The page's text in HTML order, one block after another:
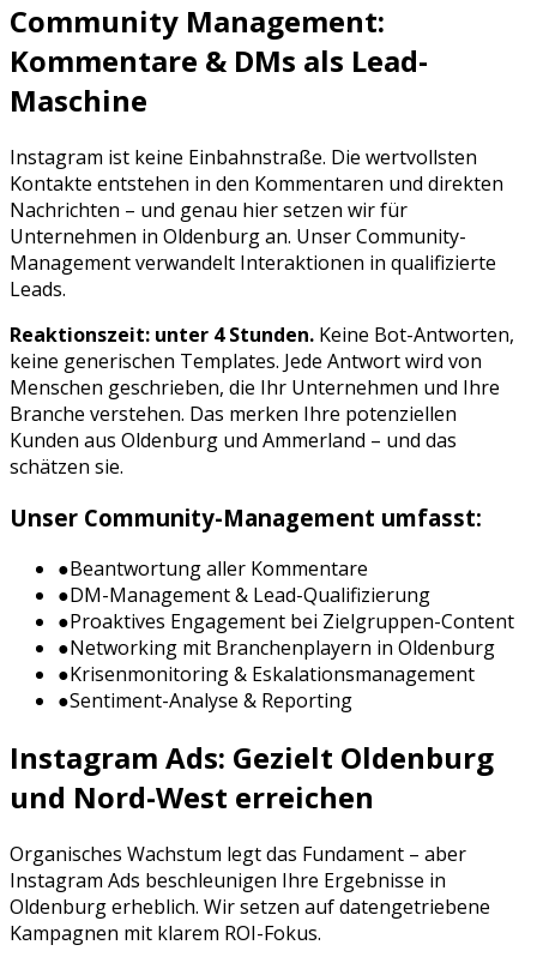
Community Management:
Kommentare & DMs als Lead-
Maschine
Instagram ist keine Einbahnstraße. Die wertvollsten
Kontakte entstehen in den Kommentaren und direkten
Nachrichten – und genau hier setzen wir für
Unternehmen in Oldenburgan. Unser Community-
Management verwandelt Interaktionen in qualifizierte
Leads.
Reaktionszeit: unter 4 Stunden. Keine Bot-Antworten,
keine generischen Templates. Jede Antwort wird von
Menschen geschrieben, die Ihr Unternehmen und Ihre
Branche verstehen. Das merken Ihre potenziellen
Kunden aus Oldenburg und Ammerland – und das
schätzen sie.
Unser Community-Management umfasst:
●Beantwortung aller Kommentare
●DM-Management & Lead-Qualifizierung
●Proaktives Engagement bei Zielgruppen-Content
●Networking mit Branchenplayern in Oldenburg
●Krisenmonitoring & Eskalationsmanagement
●Sentiment-Analyse & Reporting
Instagram Ads: Gezielt Oldenburg
und Nord-West erreichen
Organisches Wachstum legt das Fundament – aber
Instagram Ads beschleunigen Ihre Ergebnisse in
Oldenburgerheblich. Wir setzen auf datengetriebene
Kampagnen mit klarem ROI-Fokus.